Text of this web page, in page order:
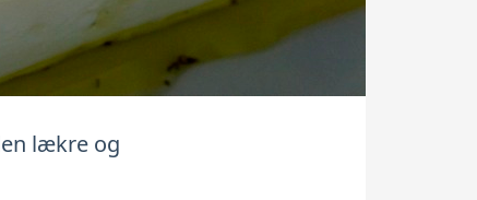
lækre og